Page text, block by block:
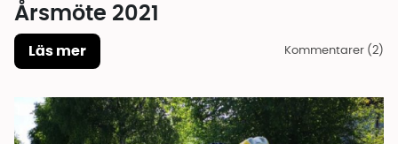
Årsmöte 2021
Läs mer Kommentarer (2)